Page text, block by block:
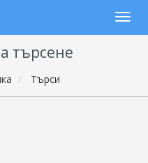
търсене
Търси